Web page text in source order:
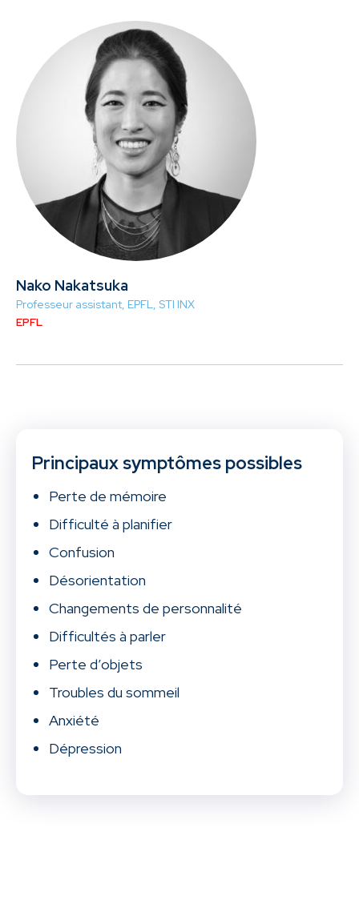
Nako Nakatsuka
Professeur assistant, EPFL, STI INX
EPFL
Principaux symptômes possibles
Perte de mémoire
Difficulté à planifier
Confusion
Désorientation
Changements de personnalité
Difficultés à parler
Perte d’objets
Troubles du sommeil
Anxiété
Dépression